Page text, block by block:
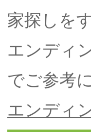
家探しを
エンディ
でご参考
エンディ